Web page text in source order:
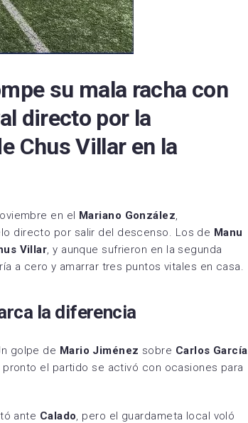
SD Huesca
FC Cartagena
RC Deportivo
RC Deportivo Fabril
RS Gimnástica de
Real Valladolid
Promesas
SD Compostela
Zamora CF
CD Tudelano
CD Valles de Egües
Deportivo Alavés B
Naxara CD
Real Sociedad CF C
SD Gernika Club
UD Barbastro
UD Logroñés
su mala racha con
directo por la
Chus Villar en la
en el Mariano González,
directo por salir del descenso. Los de Manu
Villar, y aunque sufrieron en la segunda
a cero y amarrar tres puntos vitales en casa.
la diferencia
golpe de Mario Jiménez sobre Carlos García
el partido se activó con ocasiones para
ante Calado , pero el guardameta local voló